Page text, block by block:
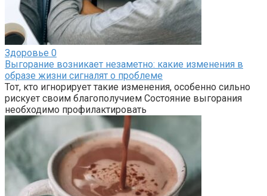
Здоровье 0
Выгорание возникает незаметно: какие изменения в
образе жизни сигналят о проблеме
Тот, кто игнорирует такие изменения, особенно сильно
рискует своим благополучием Состояние выгорания
необходимо профилактировать